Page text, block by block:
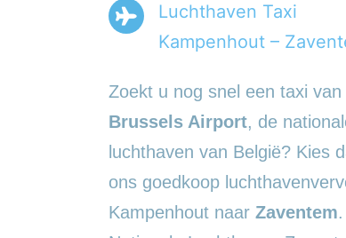
Luchthaven Taxi
Kampenhout –
Zoekt u nog snel een taxi
Brussels Airport, de
luchthaven van België? Kies
ons goedkoop
Kampenhout naar Zaventem.